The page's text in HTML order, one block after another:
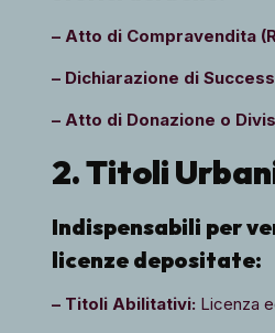
– Atto di Compravendita
– Dichiarazione di
– Atto di Donazione o
2. Titoli
Indispensabili per
licenze depositate:
– Titoli Abilitativi: Licenza